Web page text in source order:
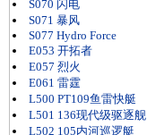
S070 闪电
S071 暴风
S077 Hydro Force
E053 开拓者
E057 烈火
E061 雷霆
L500 PT109鱼雷快艇
L501 136现代级驱逐舰
L502 105内河巡逻艇